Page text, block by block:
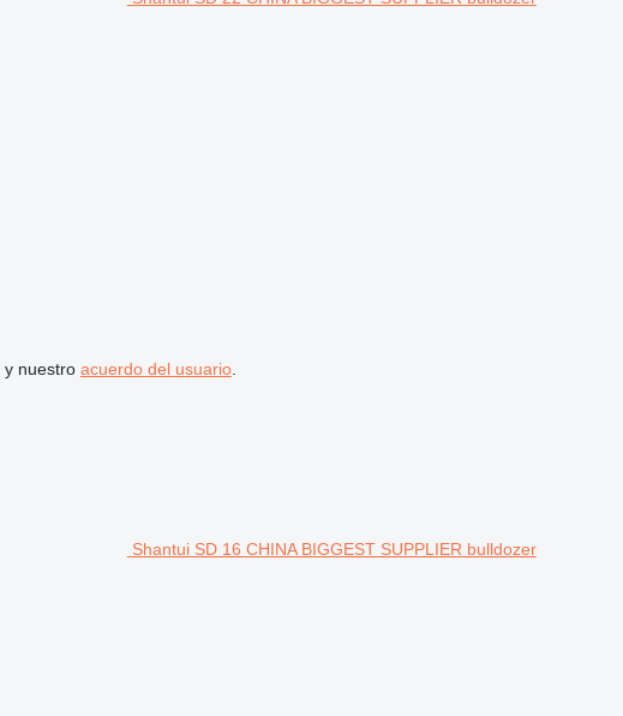
y nuestro acuerdo del usuario.
Shantui SD 16 CHINA BIGGEST SUPPLIER bulldozer